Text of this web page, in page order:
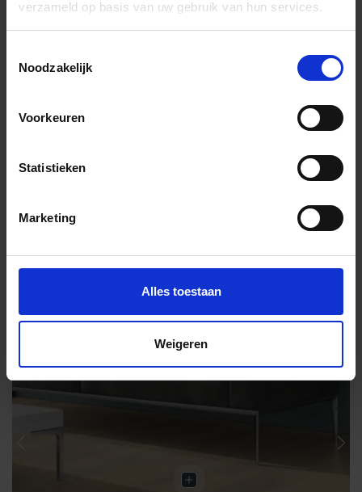
verzameld op basis van uw gebruik van hun services.
Noodzakelijk
Voorkeuren
Statistieken
Marketing
Alles toestaan
Weigeren
Wil je graag een afspraak?
Onze verkoopspecialisten staan graag voor je klaar:
+31 (0) 478 - 69 11 63 Productaanvraag